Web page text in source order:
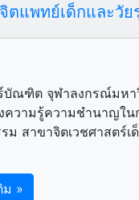
จิตแพทย์เด็กและวัย
บัณฑิต จุฬาลงกรณ์มหา
ความรู้ความชำนาญใน
ม สาขาจิตเวชศาสตร์เ
ม »